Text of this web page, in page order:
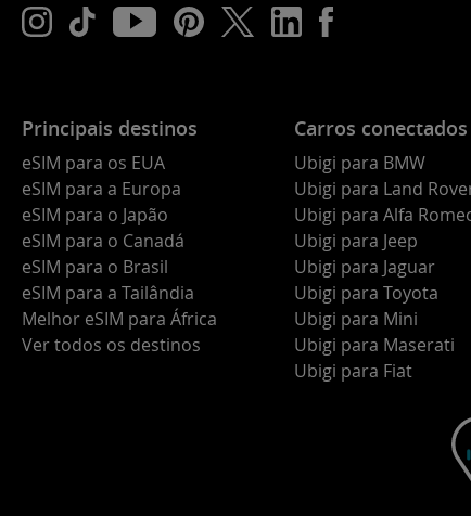
Principais destinos
eSIM para os EUA
eSIM para a Europa
eSIM para o Japão
eSIM para o Canadá
eSIM para o Brasil
eSIM para a Tailândia
Melhor eSIM para África
Ver todos os destinos
Carros conectados
Ubigi para BMW
Ubigi para Land
Ubigi para Alfa
Ubigi para Jeep
Ubigi para Jaguar
Ubigi para Toyota
Ubigi para Mini
Ubigi para Maserati
Ubigi para Fiat